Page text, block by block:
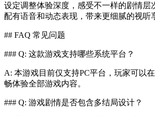
设定调整体验深度，感受不一样的剧情层
配有语音和动态表现，带来更细腻的视听
## FAQ 常见问题
### Q: 这款游戏支持哪些系统平台？
A: 本游戏目前仅支持PC平台，玩家可以
畅体验全部游戏内容。
### Q: 游戏剧情是否包含多结局设计？